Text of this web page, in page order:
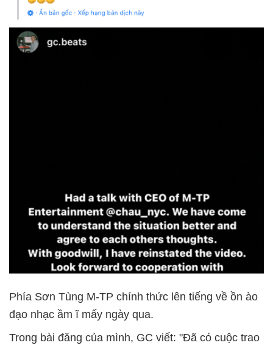
Phía Sơn Tùng M-TP chính thức lên tiếng về ồn ào
đạo nhạc ầm ĩ mấy ngày qua.
Trong bài đăng của mình, GC viết: "Đã có cuộc trao